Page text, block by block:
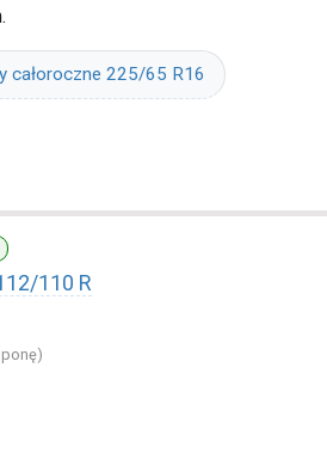
całoroczne 225/65 R16
110 R